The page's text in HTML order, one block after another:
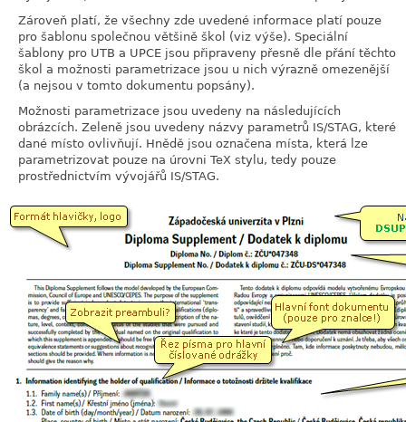
Zároveň platí, že všechny zde uvedené informace platí pouze
pro šablonu společnou většině škol (viz výše). Speciální
šablony pro UTB a UPCE jsou připraveny přesně dle přání těchto
škol a možnosti parametrizace jsou u nich výrazně omezenější
(a nejsou v tomto dokumentu popsány).
Možnosti parametrizace jsou uvedeny na následujících
obrázcích. Zeleně jsou uvedeny názvy parametrů IS/STAG, které
dané místo ovlivňují. Hnědě jsou označena místa, která lze
parametrizovat pouze na úrovni TeX stylu, tedy pouze
prostřednictvím vývojářů IS/STAG.